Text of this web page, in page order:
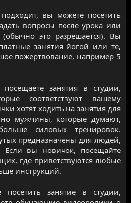
вы можете посетить
вопросы после урока или
это разрешается). Вы
занятия йогой или те,
пожертвование, например 5
занятия в студии,
соответствуют вашему
хотят ходить на занятия для
мужчины, которые думают,
силовых тренировок.
предназначены для людей,
Если вы новичок, посещайте
где приветствуются любые
инструкций.
занятие в студии,